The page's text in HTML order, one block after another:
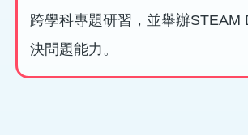
跨學科專題研習，並舉辦
決問題能力。